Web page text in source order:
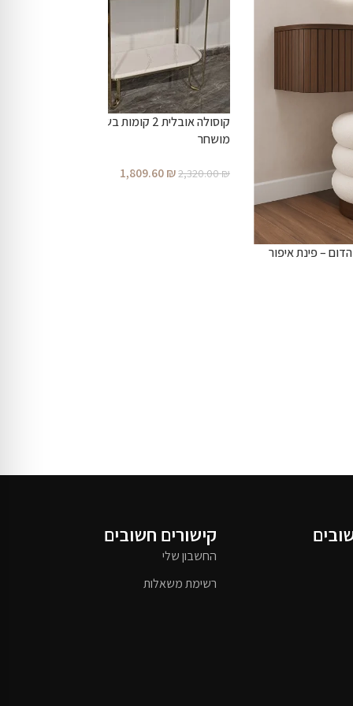
– פינת איפור
קוסולה אובלית 2 קומות בשחור +רגליים
מושחר
2,320.00₪
1,809.60₪
קישורים חשובים
החשבון שלי
רשימת משאלות